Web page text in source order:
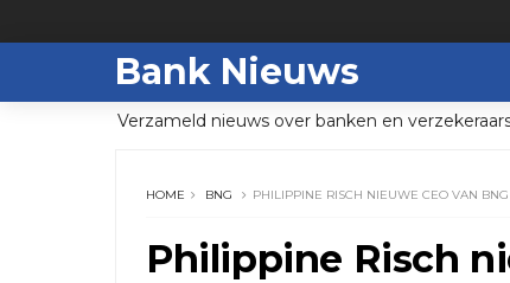
Bank Nieuws
Verzameld nieuws over banken en
HOME BNG PHILIPPINE RISCH NIEUWE CEO VAN BNG
Philippine Risch